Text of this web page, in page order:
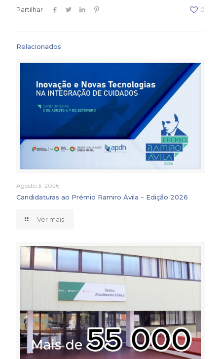
Partilhar 0
Relacionados
Agosto 3, 2026
Candidaturas ao Prémio Ramiro Ávila – Edição 2026
Ver mais